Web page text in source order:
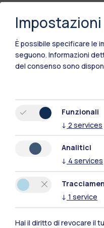
Polimi Community
Tutti i siti dell’ecosistema
Residenze
È possibile specificare le
seguono. Informazioni
del consenso sono
Funzionali
↓ 2 services
Analitici
↓ 4 services
↓ 1 service
Hai il diritto di revocare il